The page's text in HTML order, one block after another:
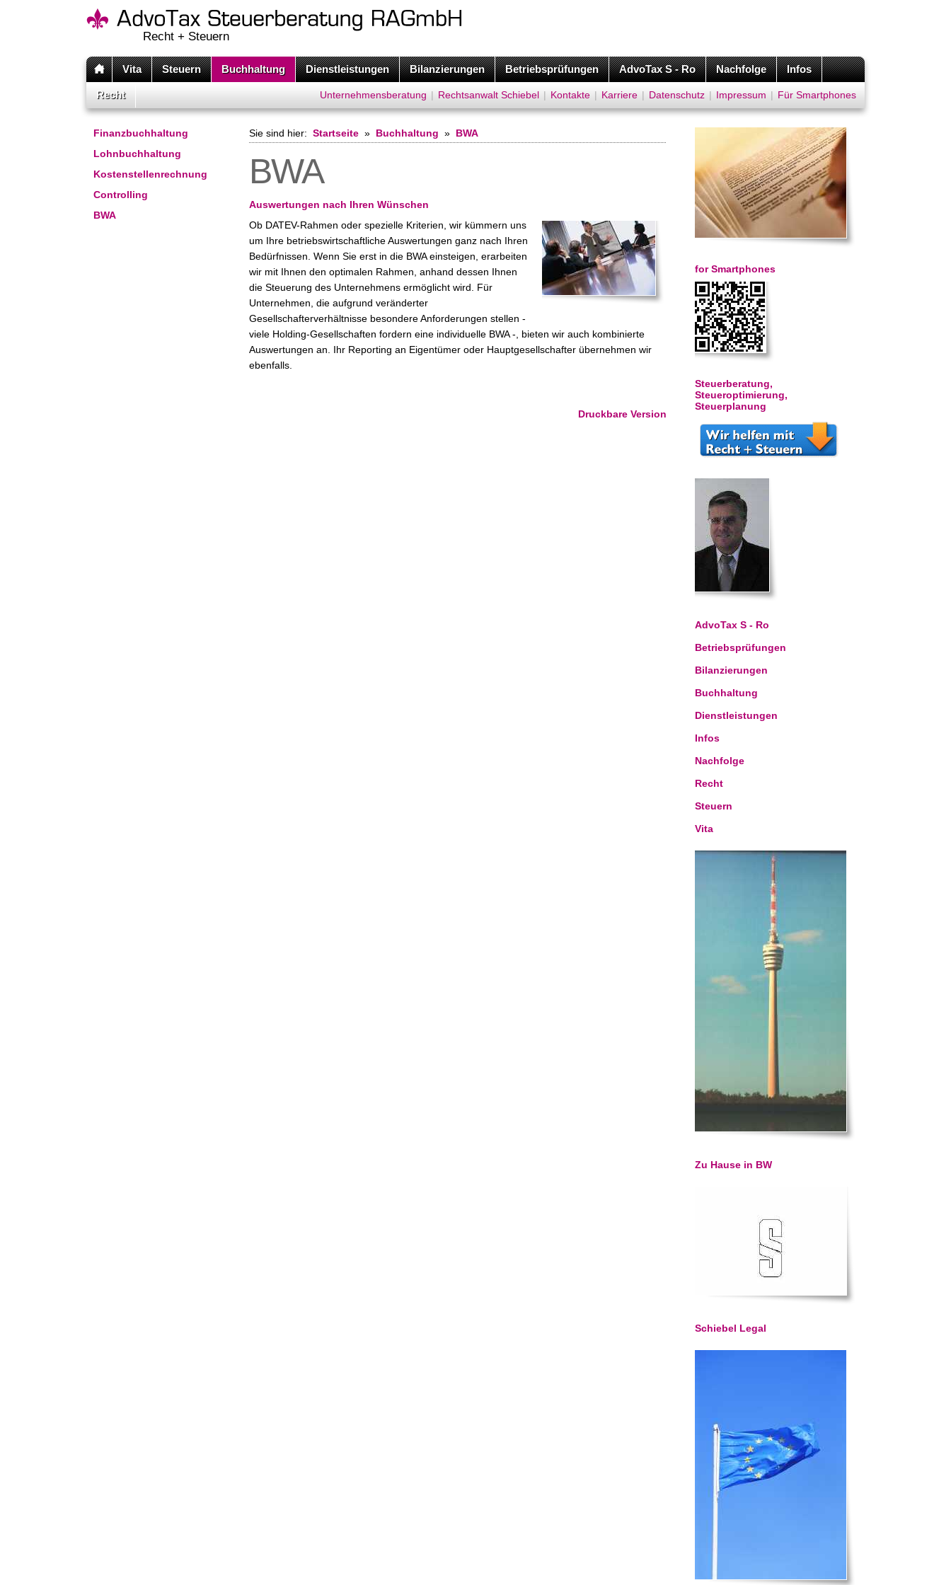
Recht + Steuern
Vita Steuern Buchhaltung Dienstleistungen Bilanzierungen Betriebsprüfungen AdvoTax S - Ro Nachfolge Infos
Recht Unternehmensberatung | Rechtsanwalt Schiebel | Kontakte | Karriere | Datenschutz | Impressum | Für Smartphones
Finanzbuchhaltung
Lohnbuchhaltung
Kostenstellenrechnung
Controlling
BWA
Sie sind hier: Startseite » Buchhaltung » BWA
BWA
Auswertungen nach Ihren Wünschen
Ob DATEV-Rahmen oder spezielle Kriterien, wir kümmern uns
um Ihre betriebswirtschaftliche Auswertungen ganz nach Ihren
Bedürfnissen. Wenn Sie erst in die BWA einsteigen, erarbeiten
wir mit Ihnen den optimalen Rahmen, anhand dessen Ihnen
die Steuerung des Unternehmens ermöglicht wird. Für
Unternehmen, die aufgrund veränderter
Gesellschafterverhältnisse besondere Anforderungen stellen -
viele Holding-Gesellschaften fordern eine individuelle BWA -, bieten wir auch kombinierte
Auswertungen an. Ihr Reporting an Eigentümer oder Hauptgesellschafter übernehmen wir
ebenfalls.
Druckbare Version
for Smartphones
Steuerberatung,
Steueroptimierung,
Steuerplanung
AdvoTax S - Ro
Betriebsprüfungen
Bilanzierungen
Buchhaltung
Dienstleistungen
Infos
Nachfolge
Recht
Steuern
Vita
Zu Hause in BW
Schiebel Legal